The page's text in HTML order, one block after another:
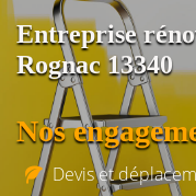
Entreprise
Rognac 13340
Nos
Devis et